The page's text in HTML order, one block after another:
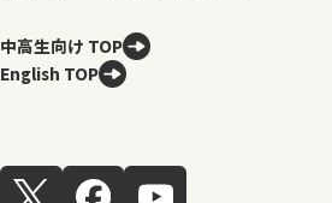
中高生向け TOP
English TOP